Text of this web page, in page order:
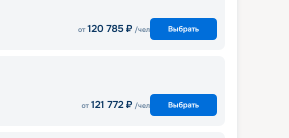
от 120 785 ₽ /чел Выбрать
от 121 772 ₽ /чел Выбрать